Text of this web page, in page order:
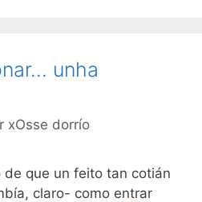
unha
xOsse dorrío
que un feito tan cotián
claro- como entrar